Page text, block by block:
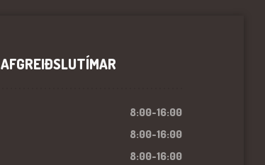
AFGREIÐSLUTÍMAR
8:00-16:00
8:00-16:00
8:00-16:00